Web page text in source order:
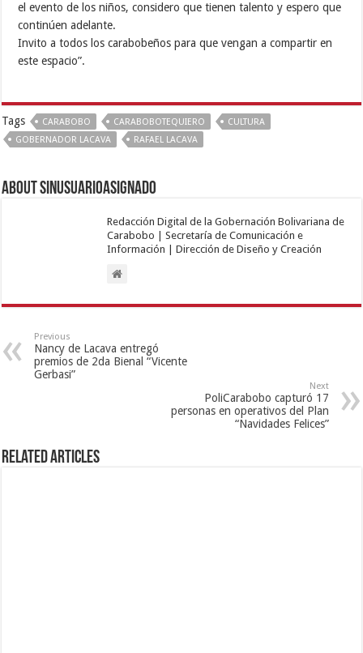
el evento de los niños, considero que tienen talento y espero que
continúen adelante.
Invito a todos los carabobeños para que vengan a compartir en
este espacio”.
Tags CARABOBO CARABOBOTEQUIERO
CULTURA
GOBERNADOR LACAVA
RAFAEL LACAVA
About sinusuarioasignado
Redacción Digital de la Gobernación Bolivariana de
Carabobo | Secretaría de Comunicación e
Información | Dirección de Diseño y Creación
Previous
Nancy de Lacava entregó
premios de 2da Bienal “Vicente
Gerbasi”
Next
PoliCarabobo capturó 17
personas en operativos del Plan
“Navidades Felices”
Related Articles